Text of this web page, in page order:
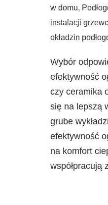
w domu,
instalacji
okładzin
Wybór
efektywność
czy ceramika
się na lepszą
grube
efektywność
na komfort
współpracują